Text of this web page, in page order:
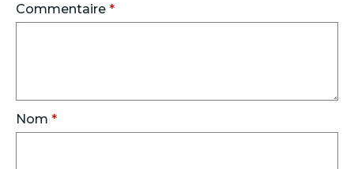
Commentaire *
Nom *